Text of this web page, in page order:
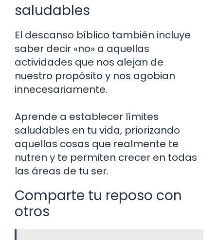
saludables
El descanso bíblico también incluye
saber decir «no» a aquellas
actividades que nos alejan de
nuestro propósito y nos agobian
innecesariamente.
Aprende a establecer límites
saludables en tu vida, priorizando
aquellas cosas que realmente te
nutren y te permiten crecer en todas
las áreas de tu ser.
Comparte tu reposo con
otros